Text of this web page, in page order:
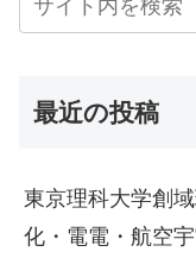
最近の投稿
東京理科大学創
化・電電・航空